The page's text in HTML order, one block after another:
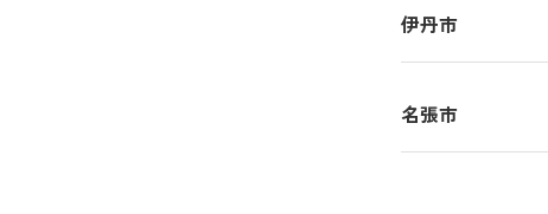
伊丹市
名張市